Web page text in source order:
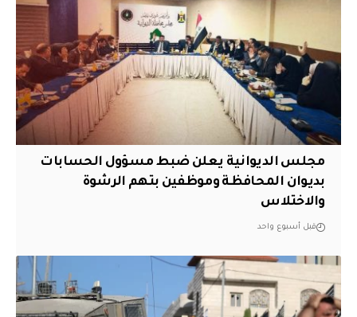
مجلس الديوانية يعلن ضبط مسؤول الحسابات
بديوان المحافظة وموظفين بتهم الرشوة
والاختلاس
قبل أسبوع واحد